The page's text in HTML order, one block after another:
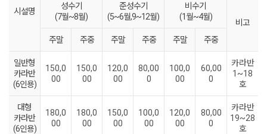
시설명
성수기
(7월~8월)
준성수기
(5~6월,9~12월)
비수기
(1월~4월)
비고
주말
주중 주말 주중 주말 주중
일반형
카라반
(6인용)
150,0
00
150,0
00
120,0
00
80,00
0
100,0
00
60,00
0
카라반
1~18
호
대형
카라반
(6인용)
180,0
00
180,0
00
150,0
00
100,0
00
120,0
00
80,00
0
카라반
19~28
호